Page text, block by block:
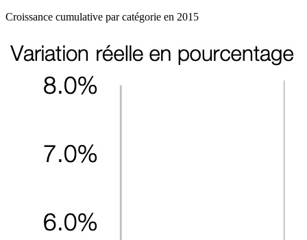
Croissance cumulative par catégorie en 2015